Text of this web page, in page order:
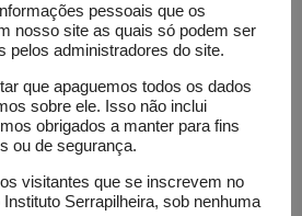
Tal teoria pode ser um desafio
desafio consiste em criar
gere previsões, as quais, por
verificadas. Pode-se dizer que
pessoais que os
nosso site as quais só podem ser
pelos administradores do site.
que apaguemos todos os dados
sobre ele. Isso não inclui
obrigados a manter para fins
ou de segurança.
visitantes que se inscrevem no
Serrapilheira, sob nenhuma